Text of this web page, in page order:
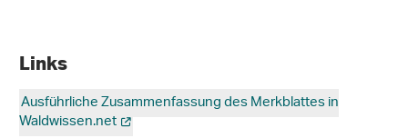
Links
Ausführliche Zusammenfassung des Merkblattes in
Waldwissen.net